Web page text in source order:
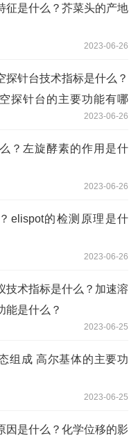
征是什么？芥菜头的产地
2023-06-26
探针台技术指标是什么？
探针台的主要功能有哪
2023-06-26
？左旋酵素的作用是什
2023-06-26
elispot的检测原理是什
2023-06-26
技术指标是什么？加速溶
能是什么？
2023-06-25
组成 高尔基体的主要功
2023-06-25
因是什么？化学位移的影